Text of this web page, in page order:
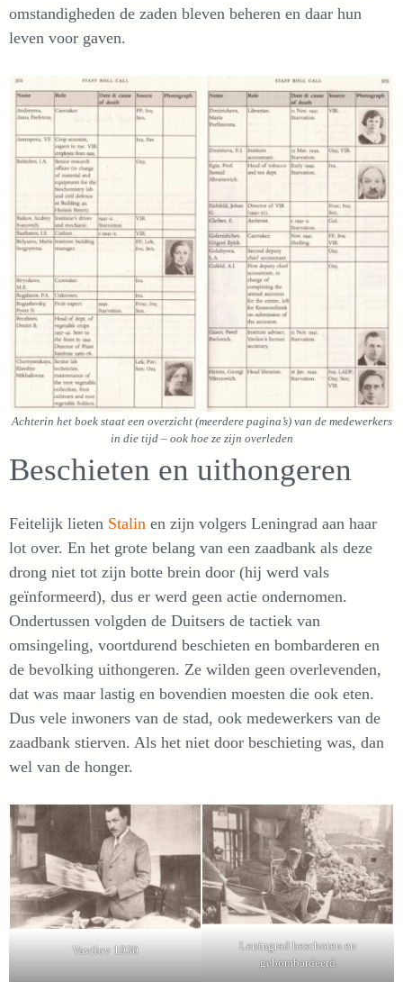
omstandigheden de zaden bleven beheren en daar hun
leven voor gaven.
Achterin het boek staat een overzicht (meerdere pagina’s) van de medewerkers
in die tijd – ook hoe ze zijn overleden
Beschieten en uithongeren
Feitelijk lieten Stalin en zijn volgers Leningrad aan haar
lot over. En het grote belang van een zaadbank als deze
drong niet tot zijn botte brein door (hij werd vals
geïnformeerd), dus er werd geen actie ondernomen.
Ondertussen volgden de Duitsers de tactiek van
omsingeling, voortdurend beschieten en bombarderen en
de bevolking uithongeren. Ze wilden geen overlevenden,
dat was maar lastig en bovendien moesten die ook eten.
Dus vele inwoners van de stad, ook medewerkers van de
zaadbank stierven. Als het niet door beschieting was, dan
wel van de honger.
Vavilov 1930
Leningrad beschoten en
gebombardeerd